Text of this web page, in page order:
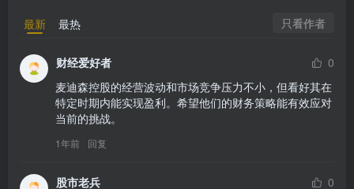
最新 最热 只看作者
财经爱好者
0
麦迪森控股的经营波动和市场竞争压力不小，但看好其在
特定时期内能实现盈利。希望他们的财务策略能有效应对
当前的挑战。
1年前 回复
股市老兵
0